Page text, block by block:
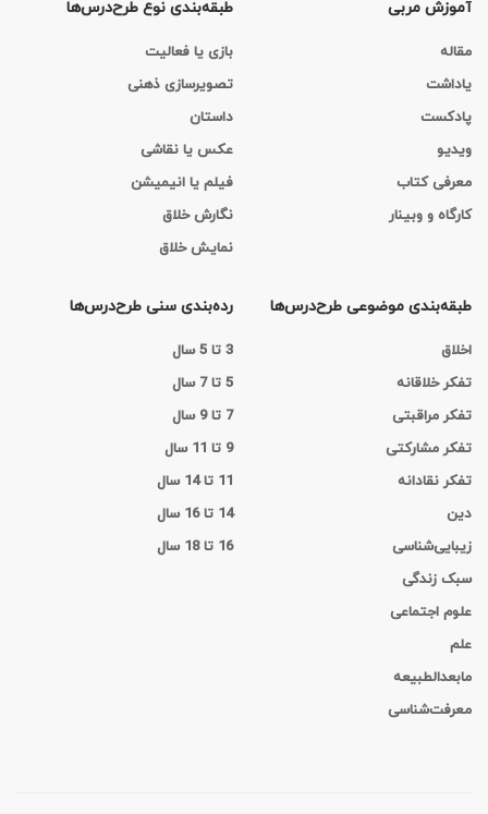
آموزش مربی
مقاله
یاداشت
پادکست
ویدیو
معرفی کتاب
کارگاه‌ و وبینار
طبقه‌بندی نوع طرح‌درس‌ها
بازی یا فعالیت
تصویرسازی ذهنی
داستان
عکس یا نقاشی
فیلم یا انیمیشن
نگارش خلاق
نمایش خلاق
طبقه‌بندی موضوعی طرح‌درس‌ها
اخلاق
تفکر خلاقانه
تفکر مراقبتی
تفکر مشارکتی
تفکر نقادانه
دین
زیبایی‌شناسی
سبک زندگی
علوم اجتماعی
علم
مابعدالطبیعه
معرفت‌شناسی
رده‌بندی سنی طرح‌درس‌ها
3 تا 5 سال
5 تا 7 سال
7 تا 9 سال
9 تا 11 سال
11 تا 14 سال
14 تا 16 سال
16 تا 18 سال